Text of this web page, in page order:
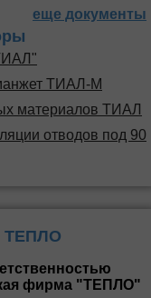
еще документы
манжет ТИАЛ-М
материалов ТИАЛ
отводов под 90
ТЕПЛО
фирма "ТЕПЛО"